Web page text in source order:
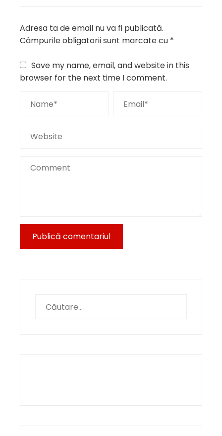
Adresa ta de email nu va fi publicată.
Câmpurile obligatorii sunt marcate cu *
Save my name, email, and website in this
browser for the next time I comment.
după: